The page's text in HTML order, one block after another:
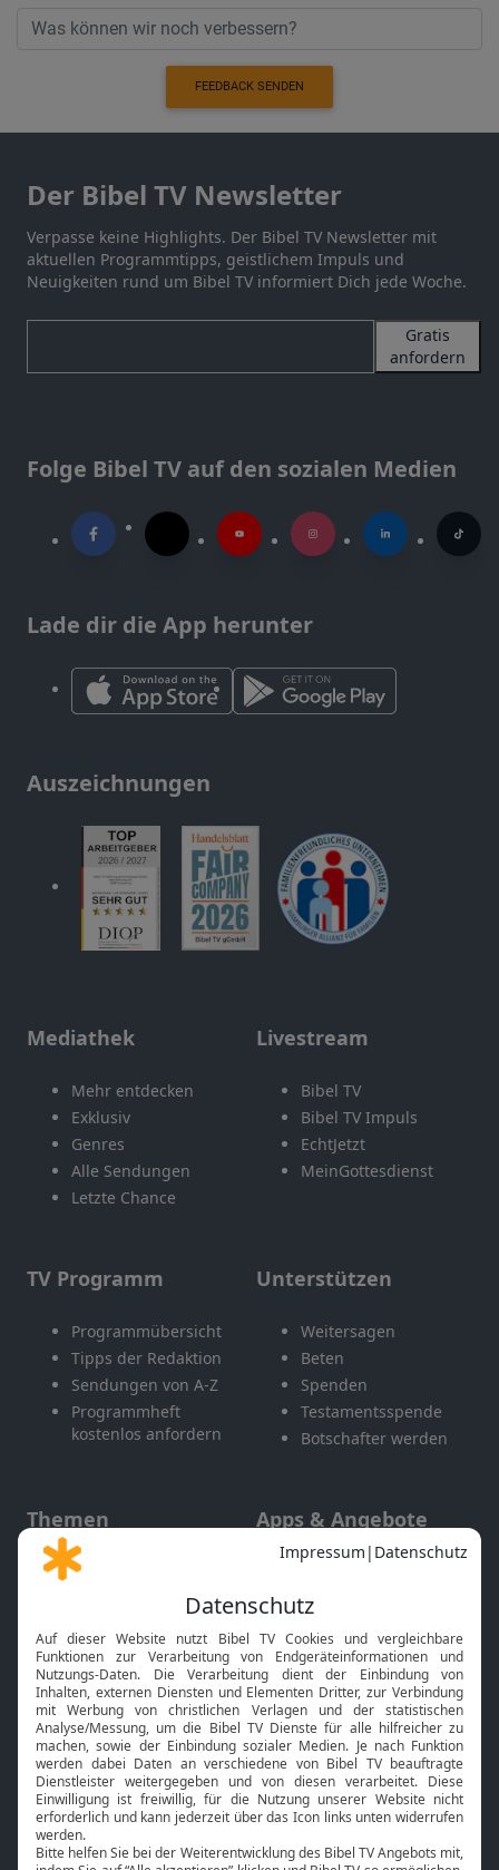
FEEDBACK SENDEN
Der Bibel TV Newsletter
Verpasse keine Highlights. Der Bibel TV Newsletter mit
aktuellen Programmtipps, geistlichem Impuls und
Neuigkeiten rund um Bibel TV informiert Dich jede Woche.
Gratis
anfordern
Folge Bibel TV auf den sozialen Medien
Lade dir die App herunter
Auszeichnungen
Mediathek
Mehr entdecken
Exklusiv
Genres
Alle Sendungen
Letzte Chance
Livestream
Bibel TV
Bibel TV Impuls
EchtJetzt
MeinGottesdienst
TV Programm
Programmübersicht
Tipps der Redaktion
Sendungen von A-Z
Programmheft
kostenlos anfordern
Unterstützen
Weitersagen
Beten
Spenden
Testamentsspende
Botschafter werden
Themen
Gott und Bibel erklärt
Neuigkeiten
Apps & Angebote
Mobile App
Smart TV
HbbTV
Bibelthek Online-Bibel
Nächster Gottesdienst
Bibel TV Service